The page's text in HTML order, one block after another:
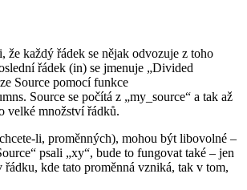
že každý řádek se nějak odvozuje z toho
řádek (in) se jmenuje „Divided
Source pomocí funkce
Source se počítá z „my_source“ a tak až
velké množství řádků.
li, proměnných), mohou být libovolné –
psali „xy“, bude to fungovat také – jen
řádku, kde tato proměnná vzniká, tak v tom,